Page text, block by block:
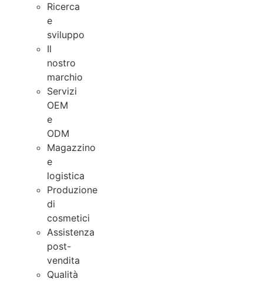
Ricerca
e
sviluppo
Il
nostro
marchio
Servizi
OEM
e
ODM
Magazzino
e
logistica
Produzione
di
cosmetici
Assistenza
post-
vendita
Qualità